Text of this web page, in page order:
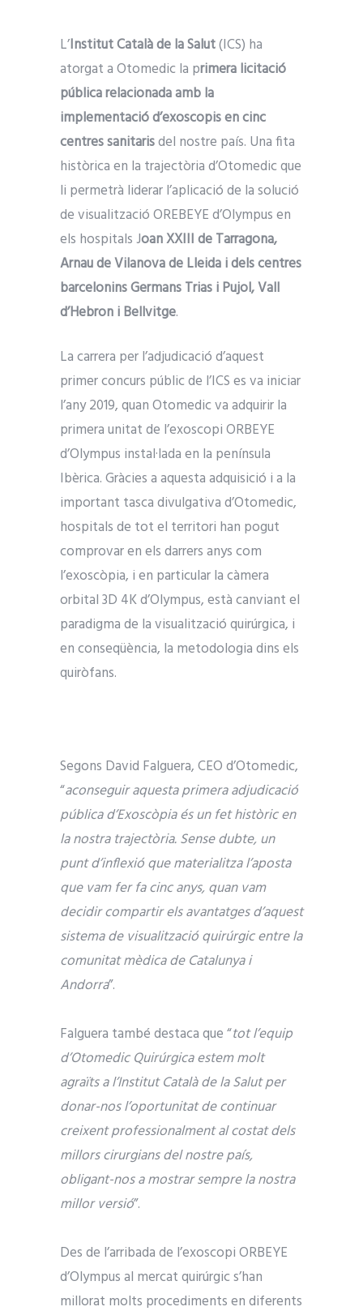
L’Institut Català de la Salut(ICS) ha
atorgat a Otomedic la primera licitació
pública relacionada amb la
implementació d’exoscopis en cinc
centres sanitarisdel nostre país. Una fita
històrica en la trajectòria d’Otomedic que
li permetrà liderar l’aplicació de la solució
de visualització OREBEYE d’Olympus en
els hospitals Joan XXIII de Tarragona,
Arnau de Vilanova de Lleida i dels centres
barcelonins Germans Trias i Pujol, Vall
d’Hebron i Bellvitge.
La carrera per l’adjudicació d’aquest
primer concurs públic de l’ICS es va iniciar
l’any 2019, quan Otomedic va adquirir la
primera unitat de l’exoscopi ORBEYE
d’Olympus instal·lada en la península
Ibèrica. Gràcies a aquesta adquisició i a la
important tasca divulgativa d’Otomedic,
hospitals de tot el territori han pogut
comprovar en els darrers anys com
l’exoscòpia, i en particular la càmera
orbital 3D 4K d’Olympus, està canviant el
paradigma de la visualització quirúrgica, i
en conseqüència, la metodologia dins els
quiròfans.
Segons David Falguera, CEO d’Otomedic,
“aconseguir aquesta primera adjudicació
pública d’Exoscòpia és un fet històric en
la nostra trajectòria. Sense dubte, un
punt d’inflexió que materialitza l’aposta
que vam fer fa cinc anys, quan vam
decidir compartir els avantatges d’aquest
sistema de visualització quirúrgic entre la
comunitat mèdica de Catalunya i
Andorra”.
Falguera també destaca que “tot l’equip
d’Otomedic Quirúrgica estem molt
agraïts a l’Institut Català de la Salut per
donar-nos l’oportunitat de continuar
creixent professionalment al costat dels
millors cirurgians del nostre país,
obligant-nos a mostrar sempre la nostra
millor versió”.
Des de l’arribada de l’exoscopi ORBEYE
d’Olympus al mercat quirúrgic s’han
millorat molts procediments en diferents